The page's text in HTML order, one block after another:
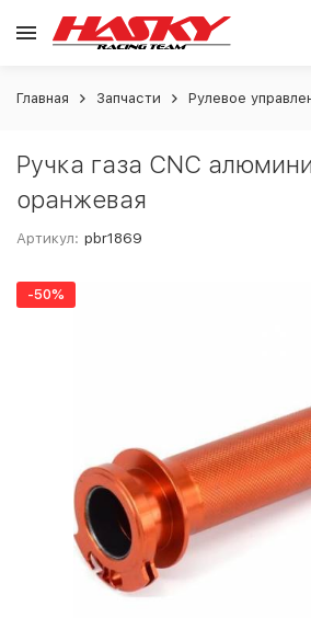
Главная Запчасти Рулевое
Ручка газа CNC
оранжевая
Артикул: pbr1869
-50%